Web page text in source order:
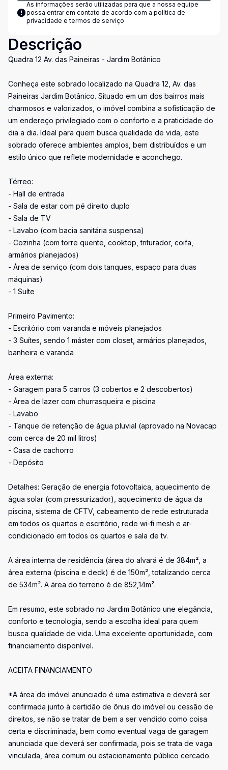
As informações serão utilizadas para que a nossa equipe
possa entrar em contato de acordo com a política de
privacidade e termos de serviço
Descrição
Quadra 12 Av. das Paineiras - Jardim Botânico
Conheça este sobrado localizado na Quadra 12, Av. das
Paineiras Jardim Botânico. Situado em um dos bairros mais
charmosos e valorizados, o imóvel combina a sofisticação de
um endereço privilegiado com o conforto e a praticidade do
dia a dia. Ideal para quem busca qualidade de vida, este
sobrado oferece ambientes amplos, bem distribuídos e um
estilo único que reflete modernidade e aconchego.
Térreo:
- Hall de entrada
- Sala de estar com pé direito duplo
- Sala de TV
- Lavabo (com bacia sanitária suspensa)
- Cozinha (com torre quente, cooktop, triturador, coifa,
armários planejados)
- Área de serviço (com dois tanques, espaço para duas
máquinas)
- 1 Suíte
Primeiro Pavimento:
- Escritório com varanda e móveis planejados
- 3 Suítes, sendo 1 máster com closet, armários planejados,
banheira e varanda
Área externa:
- Garagem para 5 carros (3 cobertos e 2 descobertos)
- Área de lazer com churrasqueira e piscina
- Lavabo
- Tanque de retenção de água pluvial (aprovado na Novacap
com cerca de 20 mil litros)
- Casa de cachorro
- Depósito
Detalhes: Geração de energia fotovoltaica, aquecimento de
água solar (com pressurizador), aquecimento de água da
piscina, sistema de CFTV, cabeamento de rede estruturada
em todos os quartos e escritório, rede wi-fi mesh e ar-
condicionado em todos os quartos e sala de tv.
A área interna de residência (área do alvará é de 384m², a
área externa (piscina e deck) é de 150m², totalizando cerca
de 534m². A área do terreno é de 852,14m².
Em resumo, este sobrado no Jardim Botânico une elegância,
conforto e tecnologia, sendo a escolha ideal para quem
busca qualidade de vida. Uma excelente oportunidade, com
financiamento disponível.
ACEITA FINANCIAMENTO
*A área do imóvel anunciado é uma estimativa e deverá ser
confirmada junto à certidão de ônus do imóvel ou cessão de
direitos, se não se tratar de bem a ser vendido como coisa
certa e discriminada, bem como eventual vaga de garagem
anunciada que deverá ser confirmada, pois se trata de vaga
vinculada, área comum ou estacionamento público cercado.